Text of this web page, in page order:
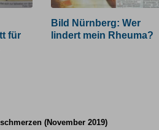
Nachrichten:
für
Link
zum
Bild
Bild Nürnberg: Wer
lindert mein Rheuma?
(November 2019)